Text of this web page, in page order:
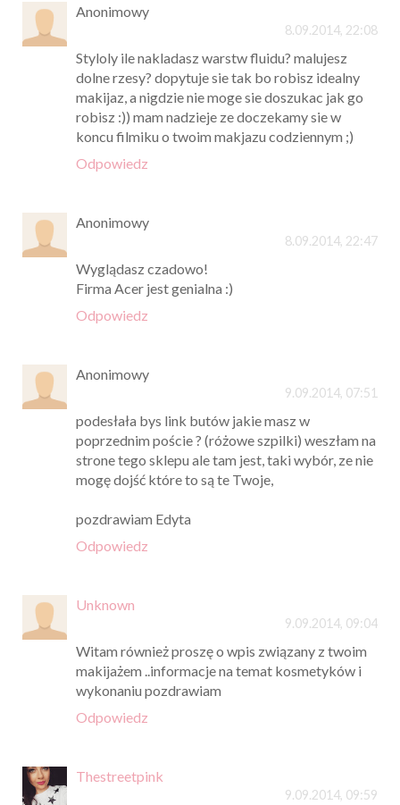
Anonimowy
8.09.2014, 22:08
Styloly ile nakladasz warstw fluidu? malujesz
dolne rzesy? dopytuje sie tak bo robisz idealny
makijaz, a nigdzie nie moge sie doszukac jak go
robisz :)) mam nadzieje ze doczekamy sie w
koncu filmiku o twoim makjazu codziennym ;)
Odpowiedz
Anonimowy
8.09.2014, 22:47
Wyglądasz czadowo!
Firma Acer jest genialna :)
Odpowiedz
Anonimowy
9.09.2014, 07:51
podesłała bys link butów jakie masz w
poprzednim poście ? (różowe szpilki) weszłam na
strone tego sklepu ale tam jest, taki wybór, ze nie
mogę dojść które to są te Twoje,
pozdrawiam Edyta
Odpowiedz
Unknown
9.09.2014, 09:04
Witam również proszę o wpis związany z twoim
makijażem ..informacje na temat kosmetyków i
wykonaniu pozdrawiam
Odpowiedz
Thestreetpink
9.09.2014, 09:59